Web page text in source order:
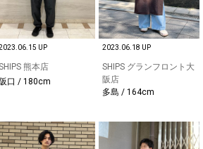
UP
熊本店
阪口 / 180cm
2023.06.18 UP
SHIPS グランフロント大
阪店
多島 / 164cm